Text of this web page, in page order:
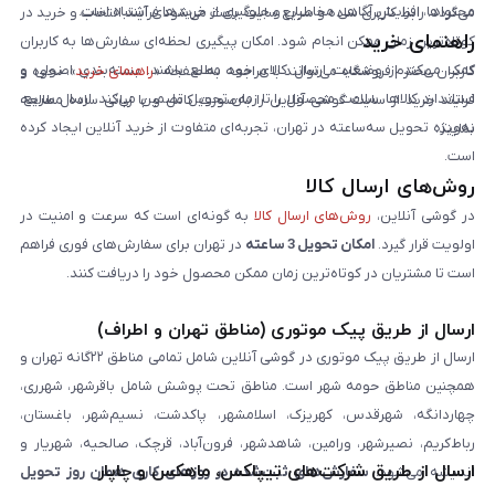
محتواها، افزایش آگاهی مخاطبان و جلوگیری از خریدهای اشتباه است.
می‌گردد. رابط کاربری ساده و سریع سایت باعث می‌شود فرآیند انتخاب و خرید در
کوتاه‌ترین زمان ممکن انجام شود. امکان پیگیری لحظه‌ای سفارش‌ها به کاربران
کمک می‌کند از وضعیت ارسال کالای خود مطلع باشند. بسته‌بندی اصولی و
استاندارد کالاها، سلامت محصول را تا زمان تحویل تضمین می‌کند. ارسال سریع،
به‌ویژه تحویل سه‌ساعته در تهران، تجربه‌ای متفاوت از خرید آنلاین ایجاد کرده
است.
راهنمای خرید
کاربران محترم فروشگاه می‌توانند با مراجعه به صفحه «راهنمای خرید»، نحوه و
فرایند خرید از سایت گوشی آنلاین را به‌صورت کامل و با زبانی ساده مطالعه
نمایند.
روش‌های ارسال کالا
در گوشی آنلاین، روش‌های ارسال کالا به گونه‌ای است که سرعت و امنیت در
اولویت قرار گیرد. امکان تحویل 3 ساعته
در تهران برای سفارش‌های فوری فراهم
است تا مشتریان در کوتاه‌ترین زمان ممکن محصول خود را دریافت کنند.
ارسال از طریق پیک موتوری (مناطق تهران و اطراف)
ارسال از طریق پیک موتوری در گوشی آنلاین شامل تمامی مناطق ۲۲گانه تهران و
همچنین مناطق حومه شهر است. مناطق تحت پوشش شامل باقرشهر، شهرری،
چهاردانگه، شهرقدس، کهریزک، اسلامشهر، پاکدشت، نسیم‌شهر، باغستان،
رباط‌کریم، نصیرشهر، ورامین، شاهدشهر، فرون‌آباد، قرچک، صالحیه، شهریار و
اندیشه می‌شود. سفارش‌های ثبت‌شده در روزهای کاری همان روز تحویل
ارسال از طریق شرکت‌های تیپاکس، ماهکس و چاپار